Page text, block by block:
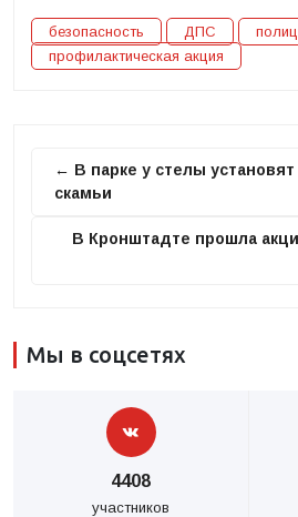
безопасность ДПС
профилактическая акция
← В парке у стелы
скамьи
В Кронштадте прошла
Мы в соцсетях
4408
участников